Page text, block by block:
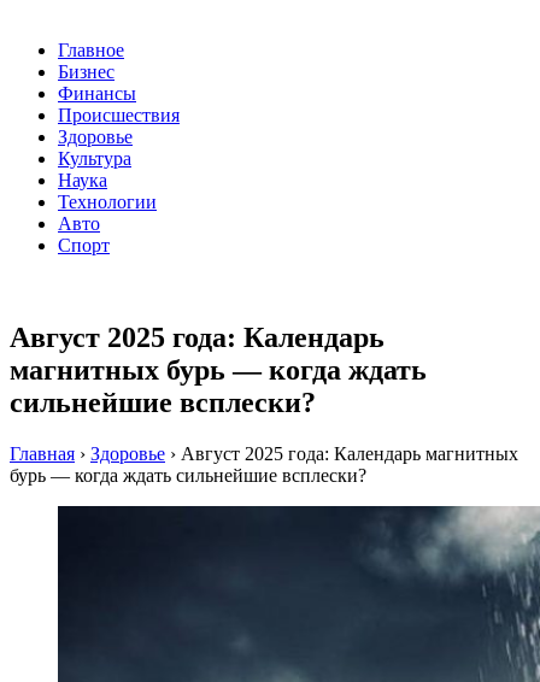
Главное
Бизнес
Финансы
Происшествия
Здоровье
Культура
Наука
Технологии
Авто
Спорт
Август 2025 года: Календарь
магнитных бурь — когда ждать
сильнейшие всплески?
Главная › Здоровье › Август 2025 года: Календарь магнитных
бурь — когда ждать сильнейшие всплески?